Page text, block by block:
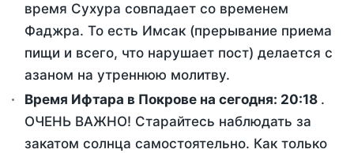
время Сухура совпадает со временем
Фаджра. То есть Имсак (прерывание приема
пищи и всего, что нарушает пост) делается с
азаном на утреннюю молитву.
Время Ифтара в Покрове на сегодня: 20:18 .
ОЧЕНЬ ВАЖНО! Старайтесь наблюдать за
закатом солнца самостоятельно. Как только